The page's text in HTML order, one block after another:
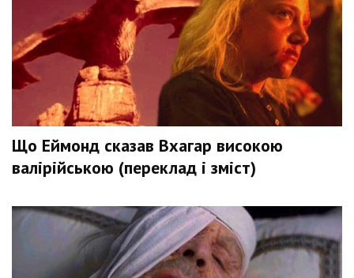
Що Еймонд сказав Вхагар високою
валірійською (переклад і зміст)